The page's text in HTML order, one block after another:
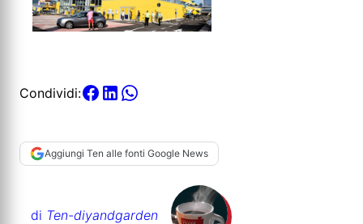
Condividi:
Aggiungi Ten alle fonti Google News
di Ten-diyandgarden